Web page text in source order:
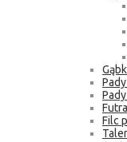
Filc